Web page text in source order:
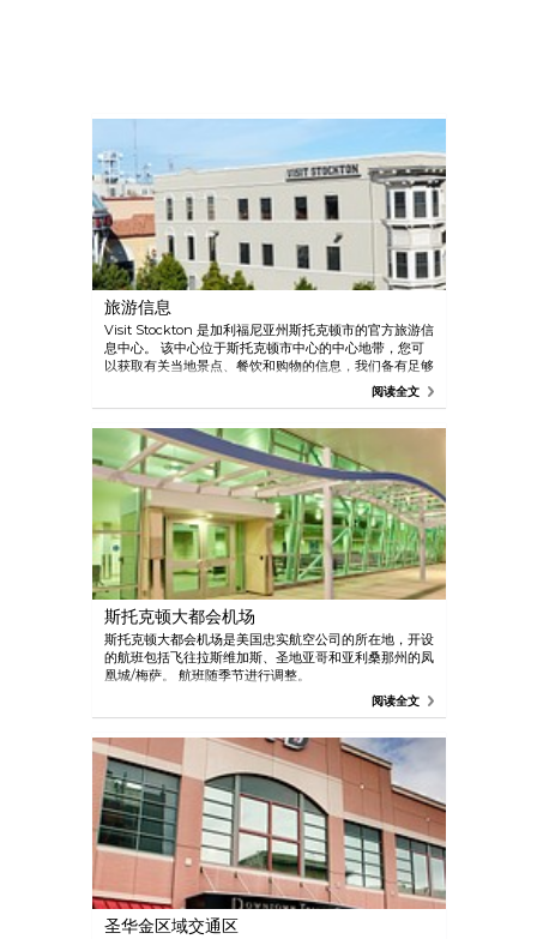
旅游信息
Visit Stockton 是加利福尼亚州斯托克顿市的官方旅游信
息中心。 该中心位于斯托克顿市中心的中心地带，您可
以获取有关当地景点、餐饮和购物的信息，我们备有足够
的斯托克顿市和周边区域的地图和指南。 这里还会提供
有关加利福尼亚州和约塞米蒂国家公园的信息。 Visit
阅读全文
斯托克顿大都会机场
斯托克顿大都会机场是美国忠实航空公司的所在地，开设
的航班包括飞往拉斯维加斯、圣地亚哥和亚利桑那州的凤
凰城/梅萨。 航班随季节进行调整。
阅读全文
圣华金区域交通区